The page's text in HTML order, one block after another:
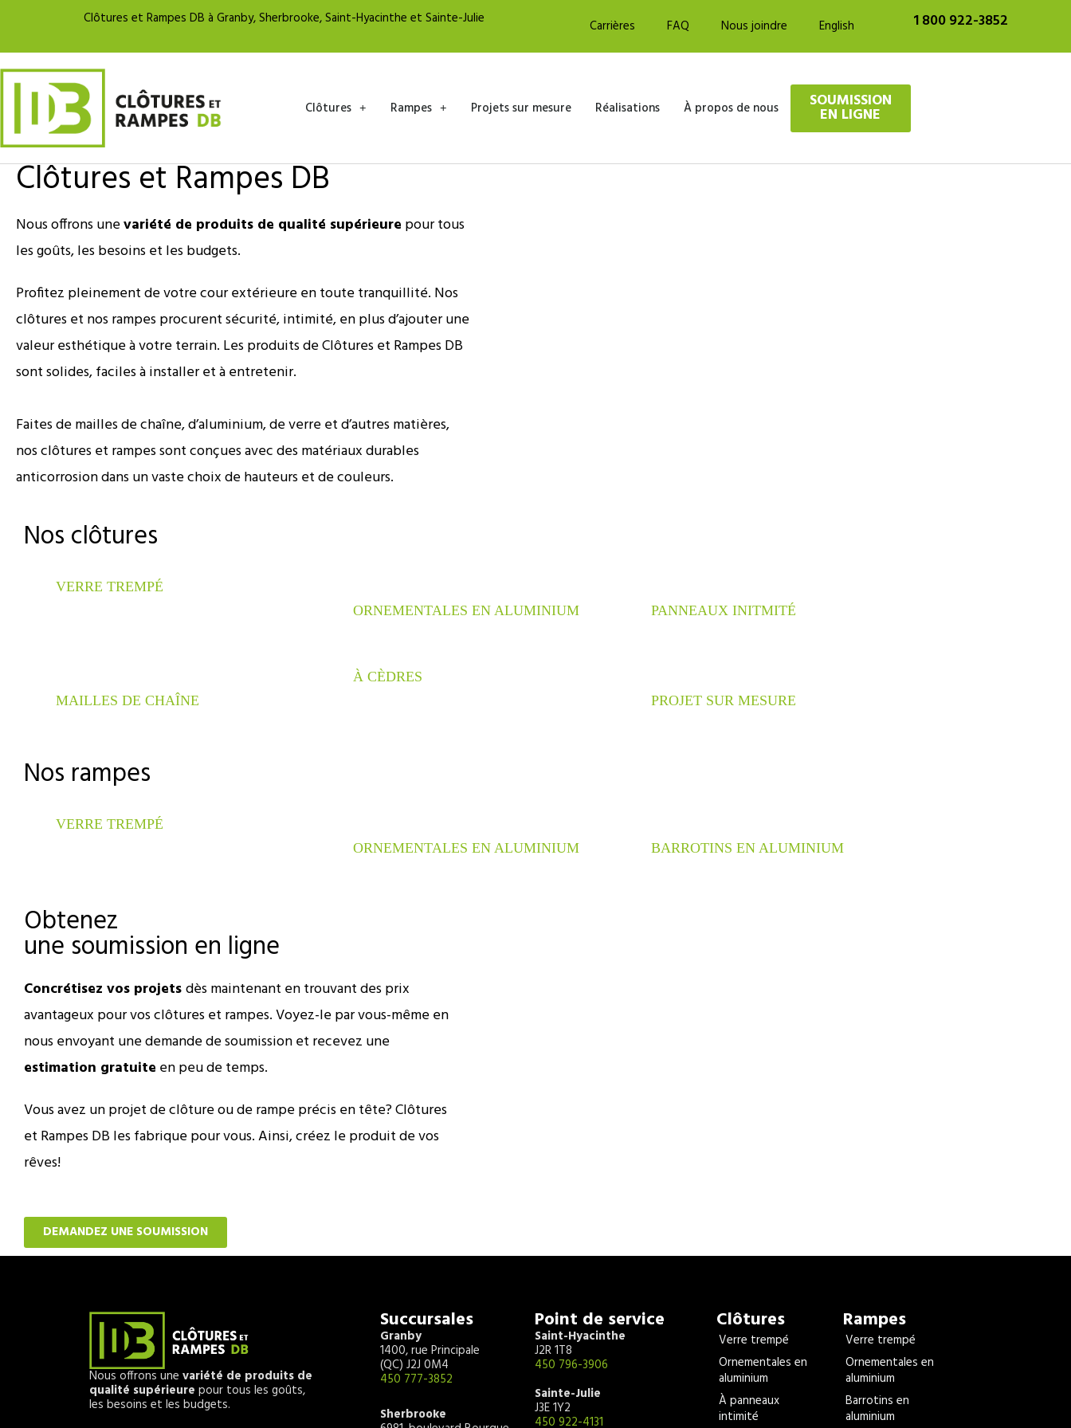
Clôtures et Rampes DB à Granby, Sherbrooke, Saint-Hyacinthe et Sainte-Julie Carrières FAQ Nous joindre English 1 800 922-3852
Clôtures Rampes Projets sur mesure Réalisations À propos de nous SOUMISSION
EN LIGNE
Clôtures et Rampes DB
Nous offrons unevariété de produits de qualité supérieure pour tous
les goûts, les besoins et les budgets.
Profitez pleinement de votre cour extérieure en toute tranquillité. Nos
clôtures et nos rampes procurent sécurité, intimité, en plus d’ajouter une
valeur esthétique à votre terrain. Les produits de Clôtures et Rampes DB
sont solides, faciles à installer et à entretenir.
Faites de mailles de chaîne, d’aluminium, de verre et d’autres matières,
nos clôtures et rampes sont conçues avec des matériaux durables
anticorrosion dans un vaste choix de hauteurs et de couleurs.
Nos clôtures
VERRE TREMPÉ
ORNEMENTALES EN ALUMINIUM
PANNEAUX INITMITÉ
MAILLES DE CHAÎNE
À CÈDRES
PROJET SUR MESURE
Nos rampes
VERRE TREMPÉ
ORNEMENTALES EN ALUMINIUM
BARROTINS EN ALUMINIUM
Obtenez
une soumission en ligne
Concrétisez vos projetsdès maintenant en trouvant des prix
avantageux pour vos clôtures et rampes. Voyez-le par vous-même en
nous envoyant une demande de soumission et recevez une
estimation gratuite en peu de temps.
Vous avez un projet de clôture ou de rampe précis en tête? Clôtures
et Rampes DB les fabrique pour vous. Ainsi, créez le produit de vos
rêves!
DEMANDEZ UNE SOUMISSION
Nous offrons une variété de produits de
qualité supérieure pour tous les goûts,
les besoins et les budgets.
Succursales
Granby
1400, rue Principale
(QC) J2J 0M4
450 777-3852
Sherbrooke
Point de service
Saint-Hyacinthe
J2R 1T8
450 796-3906
Sainte-Julie
J3E 1Y2
450 922-4131
Clôtures
Verre trempé
Ornementales en
aluminium
À panneaux
intimité
Rampes
Verre trempé
Ornementales en
aluminium
Barrotins en
aluminium